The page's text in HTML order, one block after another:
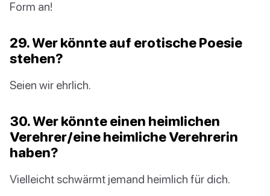
Form an!
29. Wer könnte auf erotische Poesie
stehen?
Seien wir ehrlich.
30. Wer könnte einen heimlichen
Verehrer/eine heimliche Verehrerin
haben?
Vielleicht schwärmt jemand heimlich für dich.